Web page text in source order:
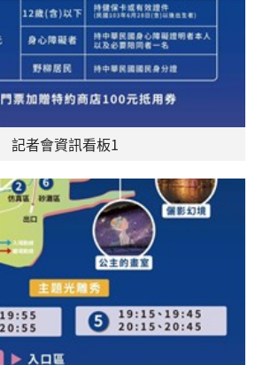
記者會資訊看板1